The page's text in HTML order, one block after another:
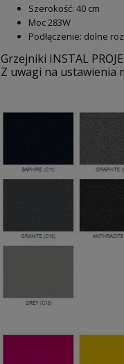
Szerokość: 40 cm
Moc 283W
Podłączenie: dolne
Grzejniki INSTAL
Z uwagi na ustawienia